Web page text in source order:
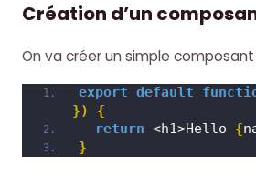
Création d’un
On va créer un simple composant
export default
})
{
return <h1>Hello {
}